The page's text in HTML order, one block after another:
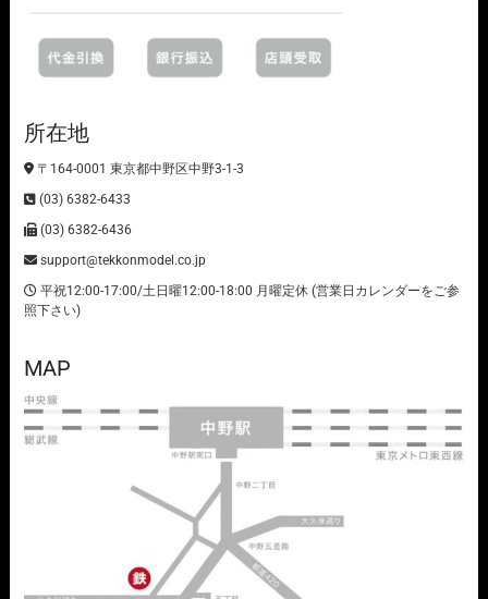
所在地
〒164-0001 東京都中野区中野3-1-3
(03) 6382-6433
(03) 6382-6436
support@tekkonmodel.co.jp
平祝12:00-17:00/土日曜12:00-18:00 月曜定休 (営業日カレンダーをご参
照下さい)
MAP